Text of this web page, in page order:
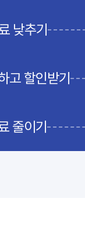
낮추기
고 할인받기
줄이기